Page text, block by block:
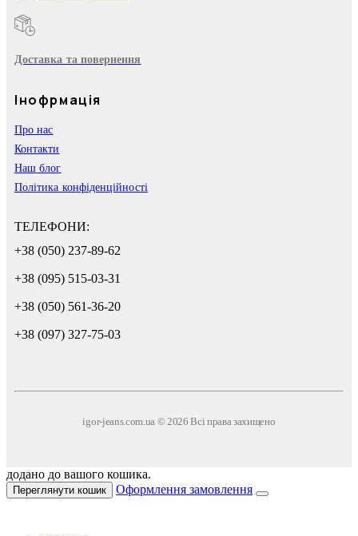
Доставка та повернення
Інофрмація
Про нас
Контакти
Наш блог
Політика конфіденційності
ТЕЛЕФОНИ:
+38 (050) 237-89-62
+38 (095) 515-03-31
+38 (050) 561-36-20
+38 (097) 327-75-03
igor-jeans.com.ua © 2026 Всі права захищено
додано до вашого кошика.
Переглянути кошик Оформлення замовлення